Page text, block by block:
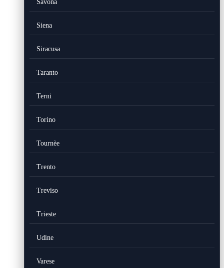
Savona
Siena
Siracusa
Taranto
Terni
Torino
Tournèe
Trento
Treviso
Trieste
Udine
Varese